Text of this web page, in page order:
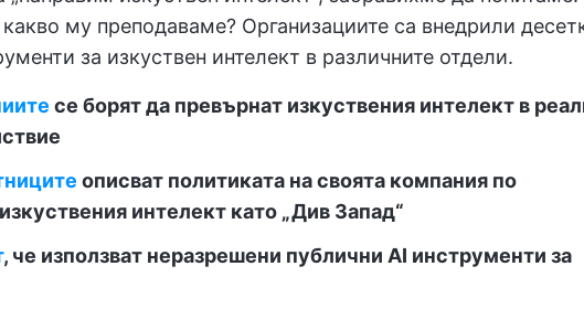
му преподаваме? Организациите са внедрили
за изкуствен интелект в различните отдели.
се борят да превърнат изкуствения интелект в
описват политиката на своята компания по
интелект като „Див Запад“
, че използват неразрешени публични AI инструменти за